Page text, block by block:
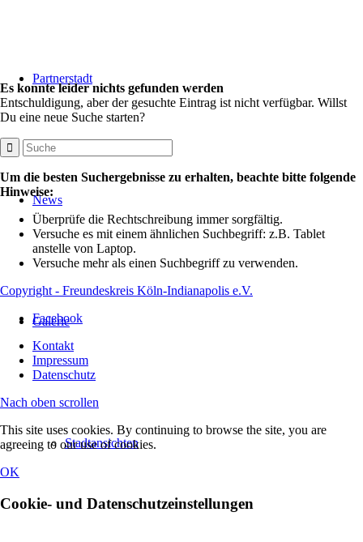
Partnerstadt
News
Galerie
Stadtansichten
Es konnte leider nichts gefunden werden
Entschuldigung, aber der gesuchte Eintrag ist nicht verfügbar. Willst
Du eine neue Suche starten?
Um die besten Suchergebnisse zu erhalten, beachte bitte folgende
Hinweise:
Überprüfe die Rechtschreibung immer sorgfältig.
Versuche es mit einem ähnlichen Suchbegriff: z.B. Tablet
anstelle von Laptop.
Versuche mehr als einen Suchbegriff zu verwenden.
Copyright - Freundeskreis Köln-Indianapolis e.V.
Facebook
Kontakt
Impressum
Datenschutz
Nach oben scrollen
This site uses cookies. By continuing to browse the site, you are
agreeing to our use of cookies.
OK
Cookie- und Datenschutzeinstellungen